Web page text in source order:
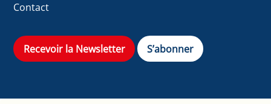
Contact
Recevoir la Newsletter S’abonner